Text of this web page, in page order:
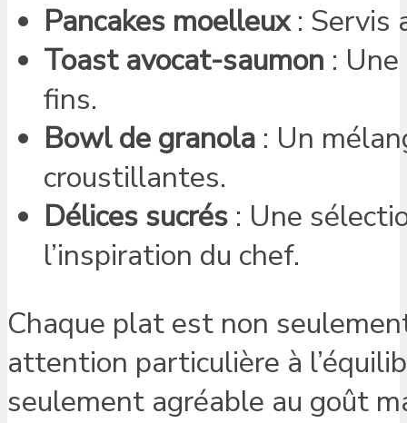
Pancakes moelleux: Servis
Toast avocat-saumon :
fins.
Bowl de granola : Un
croustillantes.
Délices sucrés : Une
l’inspiration du chef.
Chaque plat est non
attention particulière à
seulement agréable au goût